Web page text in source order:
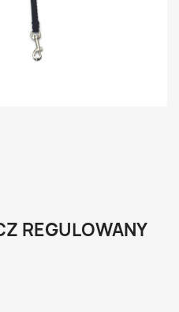
REGULOWANY